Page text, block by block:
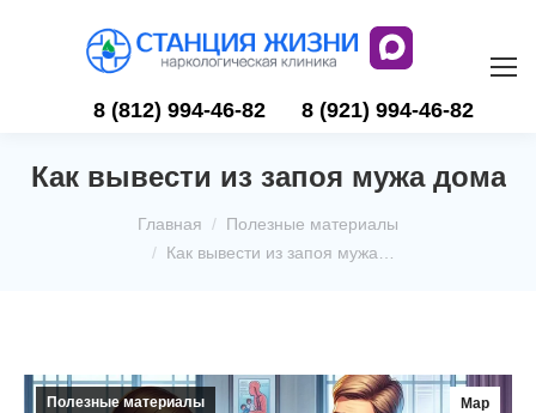
8 (812) 994-46-82 8 (921) 994-46-82
Как вывести из запоя мужа дома
Главная
Полезные материалы
Как вывести из запоя мужа…
Мар
Полезные материалы